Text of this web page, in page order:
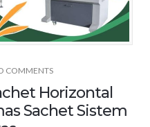
COMMENTS
Horizontal
Sachet Sistem